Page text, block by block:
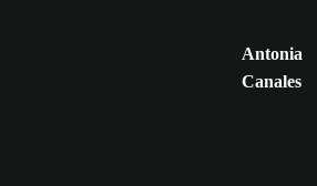
Antonia
Canales